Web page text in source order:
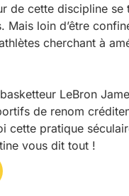
de cette discipline
loin d’être
cherchant à
LeBron
de renom
pratique
vous dit tout !